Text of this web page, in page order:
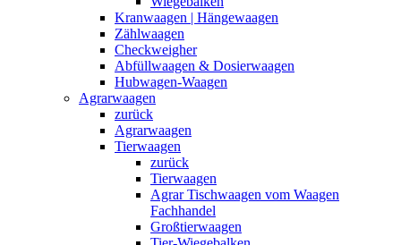
Kranwaagen | Hängewaagen
Zählwaagen
Checkweigher
Abfüllwaagen & Dosierwaagen
Hubwagen-Waagen
Agrarwaagen
zurück
Agrarwaagen
Tierwaagen
zurück
Tierwaagen
Agrar Tischwaagen vom Waagen
Fachhandel
Großtierwaagen